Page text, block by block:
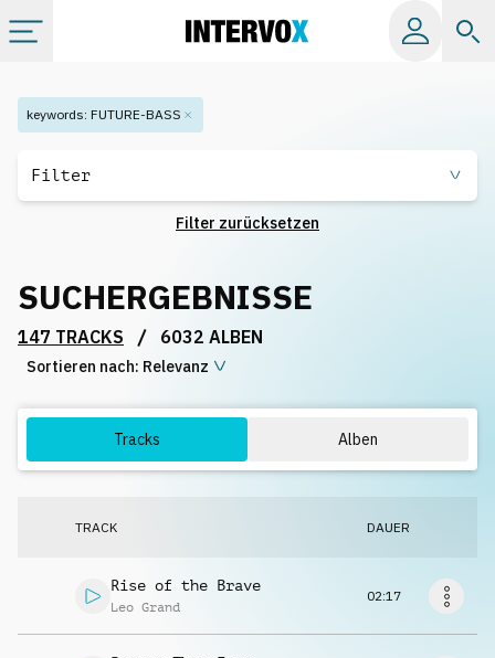
Kategorien
Playlists
Lizenzen
keywords: FUTURE-BASS
Filter
Filter zurücksetzen
SUCHERGEBNISSE
147 TRACKS / 6032 ALBEN
Sortieren nach: Relevanz
Tracks Alben
TRACK DAUER
Rise of the Brave
Leo Grand
02:17